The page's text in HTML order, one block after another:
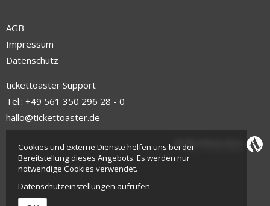
AGB
Impressum
Datenschutz
tickettoaster Support
Tel.: +49 561 350 296 28 - 0
hallo@tickettoaster.de
Cookies und externe Dienste helfen uns bei der
Bereitstellung dieses Angebots. Es werden nur
notwendige Cookies verwendet.
Datenschutzeinstellungen aufrufen